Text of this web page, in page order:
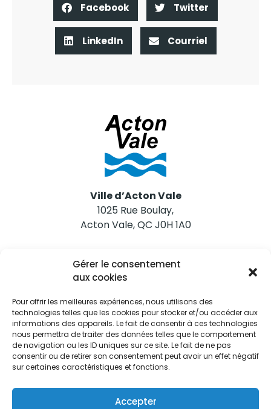
Gérer le consentement
aux cookies
Pour offrir les meilleures expériences, nous utilisons des
technologies telles que les cookies pour stocker et/ou accéder aux
informations des appareils. Le fait de consentir à ces technologies
nous permettra de traiter des données telles que le comportement
de navigation ou les ID uniques sur ce site. Le fait de ne pas
consentir ou de retirer son consentement peut avoir un effet négatif
sur certaines caractéristiques et fonctions.
Accepter
Facebook Twitter
LinkedIn Courriel
Ville d’Acton Vale
1025 Rue Boulay,
Acton Vale, QC J0H 1A0
Nous joindre
Tél. 450 546-2703
Restez informés
Abonnez-vous aux alertes municipales
Je m'abonne